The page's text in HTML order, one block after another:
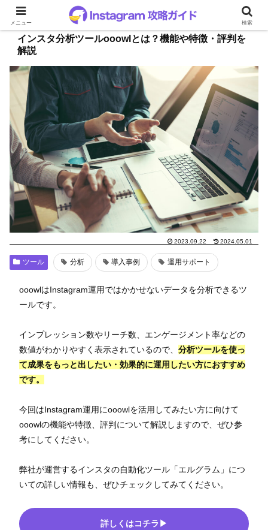
インスタ分析ツールooowlとは？機能や特徴・評判を
解説
2023.09.22 2024.05.01
ツール 分析 導入事例 運用サポート
ooowlはInstagram運用ではかかせないデータを分析できるツ
ールです。
インプレッション数やリーチ数、エンゲージメント率などの
数値がわかりやすく表示されているので、 分析ツールを使っ
て成果をもっと出したい・効果的に運用したい方におすすめ
です。
今回はInstagram運用にooowlを活用してみたい方に向けて
ooowlの機能や特徴、評判について解説しますので、ぜひ参
考にしてください。
弊社が運営するインスタの自動化ツール「エルグラム」につ
いての詳しい情報も、ぜひチェックしてみてください。
詳しくはコチラ▶
メニュー 検索